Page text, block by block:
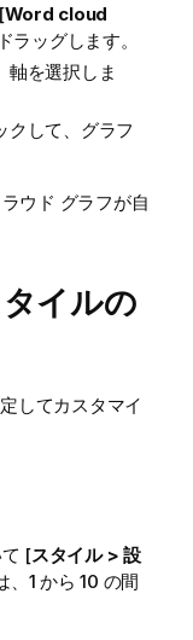
Word cloud
ッグします。
軸を選択しま
クして、グラフ
ウド グラフが自
イルの
してカスタマイ
[スタイル > 設
1 から 10 の間